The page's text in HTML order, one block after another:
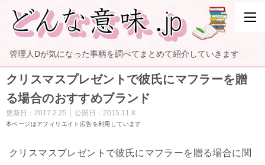
管理人Dが気になった事柄を調べてまとめて紹介していきます
クリスマスプレゼントで彼氏にマフラーを贈
る場合のおすすめブランド
更新日： 2017.2.25 公開日： 2015.11.8
本ページはアフィリエイト広告を利用しています
クリスマスプレゼントで彼氏にマフラーを贈る場合に関